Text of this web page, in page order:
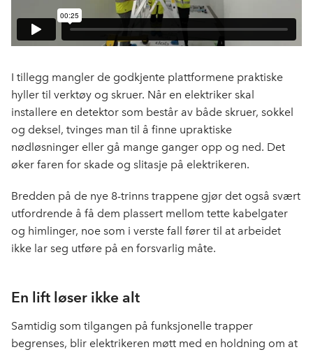
I tillegg mangler de godkjente plattformene praktiske
hyller til verktøy og skruer. Når en elektriker skal
installere en detektor som består av både skruer, sokkel
og deksel, tvinges man til å finne upraktiske
nødløsninger eller gå mange ganger opp og ned. Det
øker faren for skade og slitasje på elektrikeren.
Bredden på de nye 8-trinns trappene gjør det også svært
utfordrende å få dem plassert mellom tette kabelgater
og himlinger, noe som i verste fall fører til at arbeidet
ikke lar seg utføre på en forsvarlig måte.
En lift løser ikke alt
Samtidig som tilgangen på funksjonelle trapper
begrenses, blir elektrikeren møtt med en holdning om at